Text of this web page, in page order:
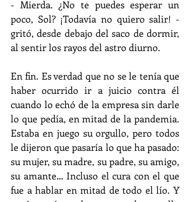
- Mierda. ¿No te puedes esperar un
poco, Sol? ¡Todavía no quiero salir! -
gritó, desde debajo del saco de dormir,
al sentir los rayos del astro diurno.
En fin. Es verdad que no se le tenía que
haber ocurrido ir a juicio contra él
cuando lo echó de la empresa sin darle
lo que pedía, en mitad de la pandemia.
Estaba en juego su orgullo, pero todos
le dijeron que pasaría lo que ha pasado:
su mujer, su madre, su padre, su amigo,
su amante… Incluso el cura con el que
fue a hablar en mitad de todo el lío. Y